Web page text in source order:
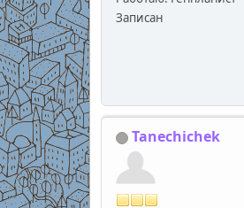
Записан
Tanechichek